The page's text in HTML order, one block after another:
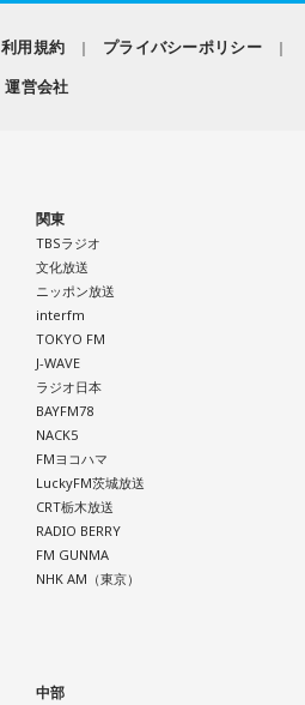
利用規約
プライバシーポリシー
運営会社
関東
TBSラジオ
文化放送
ニッポン放送
interfm
TOKYO FM
J-WAVE
ラジオ日本
BAYFM78
NACK5
FMヨコハマ
LuckyFM茨城放送
CRT栃木放送
RADIO BERRY
FM GUNMA
NHK AM（東京）
中部